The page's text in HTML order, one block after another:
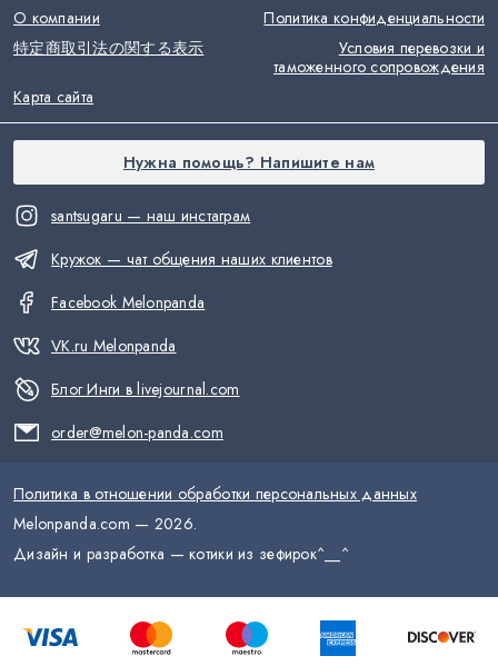
santsugaru — наш инстаграм
Кружок — чат общения наших клиентов
Facebook Melonpanda
VK.ru Melonpanda
Блог Инги в livejournal.com
order@melon-panda.com
О компании
Политика конфиденциальности
特定商取引法の関する表示
Условия перевозки и
таможенного сопровождения
Карта сайта
Нужна помощь? Напишите нам
Политика в отношении обработки персональных данных
Melonpanda.com — 2026.
Дизайн и разработка — котики из зефирок^__^